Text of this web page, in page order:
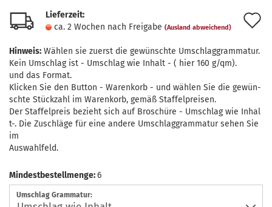
Lieferzeit:
ca. 2 Wochen nach Freigabe (Ausland abweichend)
Hinweis: Wählen sie zuerst die gewünschte Umschlaggrammatur.
Kein Umschlag ist - Umschlag wie Inhalt - ( hier 160 g/qm).
und das Format.
Klicken Sie den Button - Warenkorb - und wählen Sie die gewün-
schte Stückzahl im Warenkorb, gemäß Staffelpreisen.
Der Staffelpreis bezieht sich auf Broschüre - Umschlag wie Inhal
t-. Die Zuschläge für eine andere Umschlaggrammatur sehen Sie
im
Auswahlfeld.
Mindestbestellmenge:6
Umschlag Grammatur: